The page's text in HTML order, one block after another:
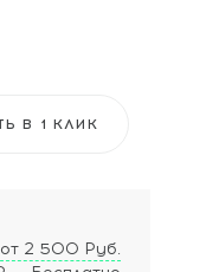
В 1 КЛИК
от 2 500 Руб.